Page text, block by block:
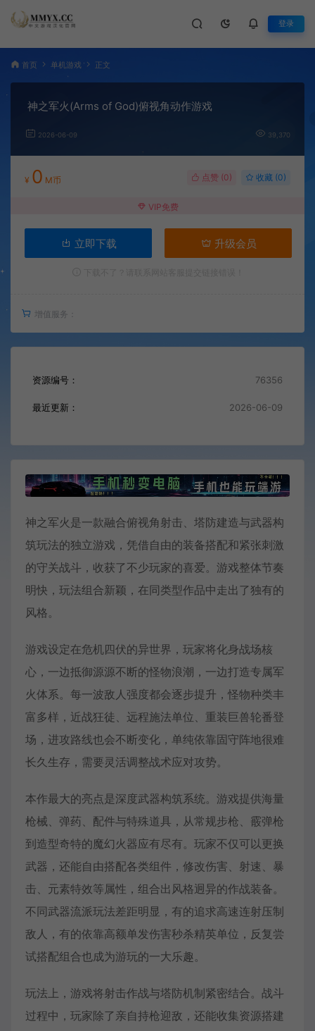
登录
首页 单机游戏 正文
神之军火(Arms of God)俯视角动作游戏
2026-06-09 39,370
¥ 0 M币 点赞 (0) 收藏 (0)
VIP免费
立即下载 升级会员
增值服务：
资源编号： 76356
最近更新： 2026-06-09
神之军火是一款融合俯视角射击、塔防建造与武器构
筑玩法的独立游戏，凭借自由的装备搭配和紧张刺激
的守关战斗，收获了不少玩家的喜爱。游戏整体节奏
明快，玩法组合新颖，在同类型作品中走出了独有的
风格。
游戏设定在危机四伏的异世界，玩家将化身战场核
心，一边抵御源源不断的怪物浪潮，一边打造专属军
火体系。每一波敌人强度都会逐步提升，怪物种类丰
富多样，近战狂徒、远程施法单位、重装巨兽轮番登
场，进攻路线也会不断变化，单纯依靠固守阵地很难
长久生存，需要灵活调整战术应对攻势。
本作最大的亮点是深度武器构筑系统。游戏提供海量
枪械、弹药、配件与特殊道具，从常规步枪、霰弹枪
到造型奇特的魔幻火器应有尽有。玩家不仅可以更换
武器，还能自由搭配各类组件，修改伤害、射速、暴
击、元素特效等属性，组合出风格迥异的作战装备。
不同武器流派玩法差距明显，有的追求高速连射压制
敌人，有的依靠高额单发伤害秒杀精英单位，反复尝
试搭配组合也成为游玩的一大乐趣。
玩法上，游戏将射击作战与塔防机制紧密结合。战斗
过程中，玩家除了亲自持枪迎敌，还能收集资源搭建